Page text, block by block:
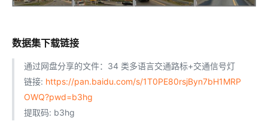
数据集下载链接
通过网盘分享的文件：34 类多语言交通路标+交通信号灯
链接: https://pan.baidu.com/s/1T0PE80rsjByn7bH1MRP
OWQ?pwd=b3hg
提取码: b3hg